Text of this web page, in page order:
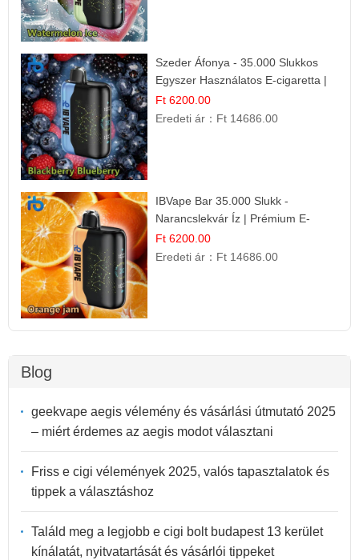
Szeder Áfonya - 35.000 Slukkos
Egyszer Használatos E-cigaretta |
Prémium Ízélmény
Ft 6200.00
Eredeti ár： Ft 14686.00
IBVape Bar 35.000 Slukk -
Narancslekvár Íz | Prémium E-
cigaretta
Ft 6200.00
Eredeti ár： Ft 14686.00
Blog
geekvape aegis vélemény és vásárlási útmutató 2025
– miért érdemes az aegis modot választani
Friss e cigi vélemények 2025, valós tapasztalatok és
tippek a választáshoz
Találd meg a legjobb e cigi bolt budapest 13 kerület
kínálatát, nyitvatartását és vásárlói tippeket